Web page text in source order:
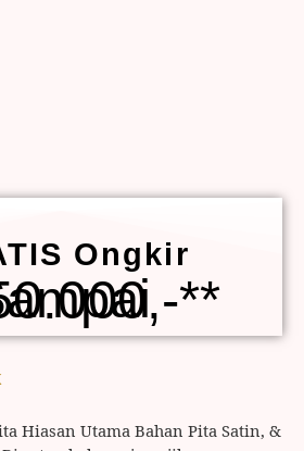
Ongkir
Rp.50.000,-**
Hiasan Utama Bahan Pita Satin, &